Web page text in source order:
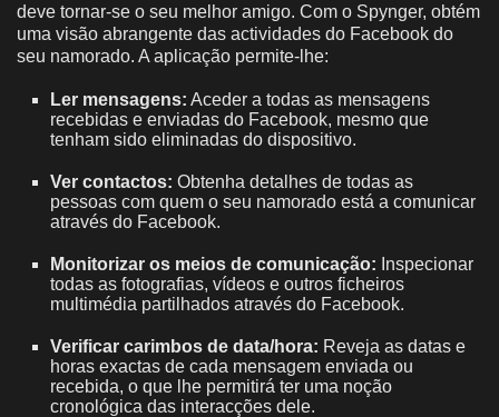
deve tornar-se o seu melhor amigo. Com o Spynger, obtém
uma visão abrangente das actividades do Facebook do
seu namorado. A aplicação permite-lhe:
Ler mensagens: Aceder a todas as mensagens
recebidas e enviadas do Facebook, mesmo que
tenham sido eliminadas do dispositivo.
Ver contactos: Obtenha detalhes de todas as
pessoas com quem o seu namorado está a comunicar
através do Facebook.
Monitorizar os meios de comunicação: Inspecionar
todas as fotografias, vídeos e outros ficheiros
multimédia partilhados através do Facebook.
Verificar carimbos de data/hora: Reveja as datas e
horas exactas de cada mensagem enviada ou
recebida, o que lhe permitirá ter uma noção
cronológica das interacções dele.